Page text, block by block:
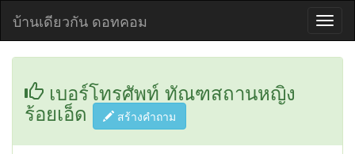
บ้านเดียวกัน ดอทคอม
เบอร์โทรศัพท์ ทัณฑสถานหญิง
ร้อยเอ็ด สร้างคำถาม